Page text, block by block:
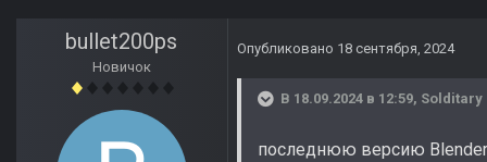
bullet200ps
Новичок
Опубликовано 18 сентября, 2024
В 18.09.2024 в 12:59, Solditary
последнюю версию Blender